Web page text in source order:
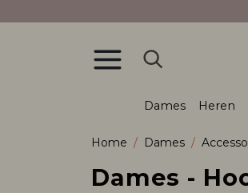
Dames Heren
Home Dames
Dames -